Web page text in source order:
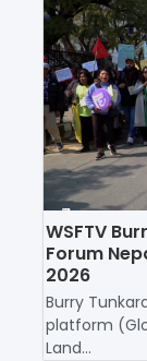
WSFTV
Forum
2026
Burry
platform
Land...